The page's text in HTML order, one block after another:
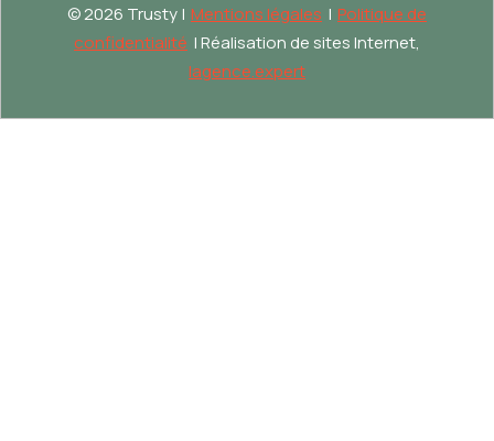
©2026 Trusty | Mentions légales | Politique de
confidentialité | Réalisation de sites Internet,
lagence.expert